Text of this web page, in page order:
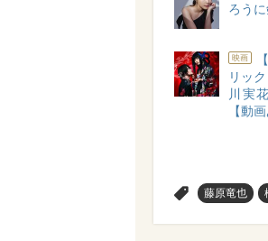
ろう
映画
リッ
川実
【動
藤原竜也